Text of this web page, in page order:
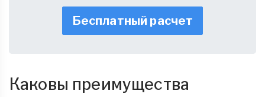
Бесплатный расчет
Каковы преимущества